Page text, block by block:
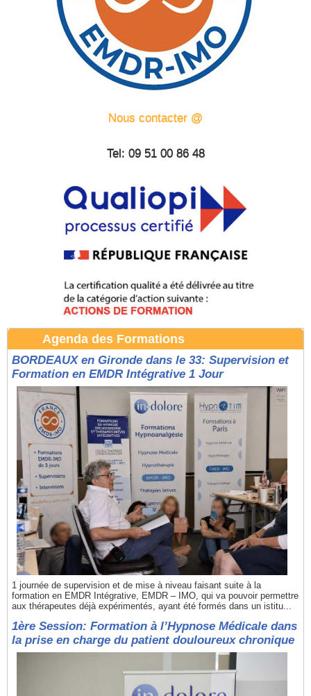
Nous contacter @
Tel: 09 51 00 86 48
Agenda des Formations
BORDEAUX en Gironde dans le 33: Supervision et
Formation en EMDR Intégrative 1 Jour
1 journée de supervision et de mise à niveau faisant suite à la
formation en EMDR Intégrative, EMDR – IMO, qui va pouvoir permettre
aux thérapeutes déjà expérimentés, ayant été formés dans un istitu...
1ère Session: Formation à l’Hypnose Médicale dans
la prise en charge du patient douloureux chronique